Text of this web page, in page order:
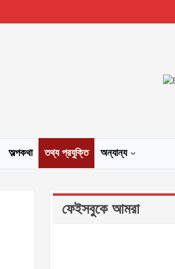
অল্পকথা তথ্য প্রযুক্তি অন্যান্য
ফেইসবুকে আমরা